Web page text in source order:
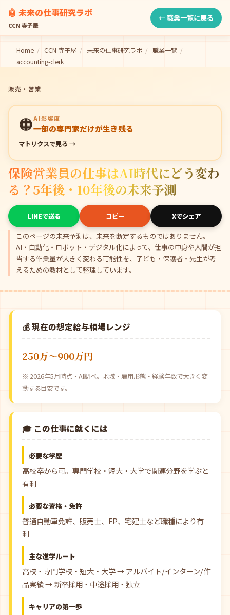
🤖 未来の仕事研究ラボ
CCN 寺子屋
← 職業一覧に戻る
Home / CCN 寺子屋 / 未来の仕事研究ラボ / 職業一覧 /
accounting-clerk
販売・営業
🟠AI影響度
一部の専門家だけが生き残る
マトリクスで見る →
保険営業員の仕事はAI時代にどう変わ
る？5年後・10年後の未来予測
LINEで送る コピー Xでシェア
このページの未来予測は、未来を断定するものではありません。
AI・自動化・ロボット・デジタル化によって、仕事の中身や人間が担
当する作業量が大きく変わる可能性を、子ども・保護者・先生が考
えるための教材として整理しています。
💰 現在の想定給与相場レンジ
250万〜900万円
※ 2026年5月時点・AI調べ。地域・雇用形態・経験年数で大きく変
動する目安です。
🎓 この仕事に就くには
必要な学歴
高校卒から可。専門学校・短大・大学で関連分野を学ぶと
有利
必要な資格・免許
普通自動車免許、販売士、FP、宅建士など職種により有
利
主な進学ルート
高校・専門学校・短大・大学 → アルバイト/インターン/作
品実績 → 新卒採用・中途採用・独立
キャリアの第一歩